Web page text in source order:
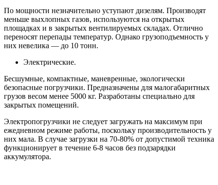
По мощности незначительно уступают дизелям. Производят
меньше выхлопных газов, используются на открытых
площадках и в закрытых вентилируемых складах. Отлично
переносят перепады температур. Однако грузоподъемность у
них невелика — до 10 тонн.
Электрические.
Бесшумные, компактные, маневренные, экологически
безопасные погрузчики. Предназначены для малогабаритных
грузов весом менее 5000 кг. Разработаны специально для
закрытых помещений.
Электропогрузчики не следует загружать на максимум при
ежедневном режиме работы, поскольку производительность у
них мала. В случае загрузки на 70-80% от допустимой техника
функционирует в течение 6-8 часов без подзарядки
аккумулятора.